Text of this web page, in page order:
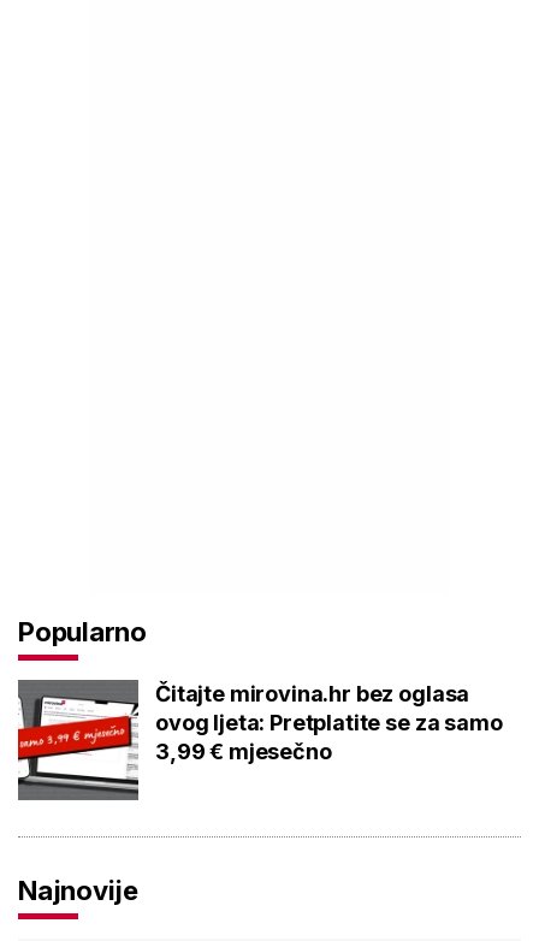
Popularno
Čitajte mirovina.hr bez oglasa
ovog ljeta: Pretplatite se za samo
3,99 € mjesečno
Najnovije